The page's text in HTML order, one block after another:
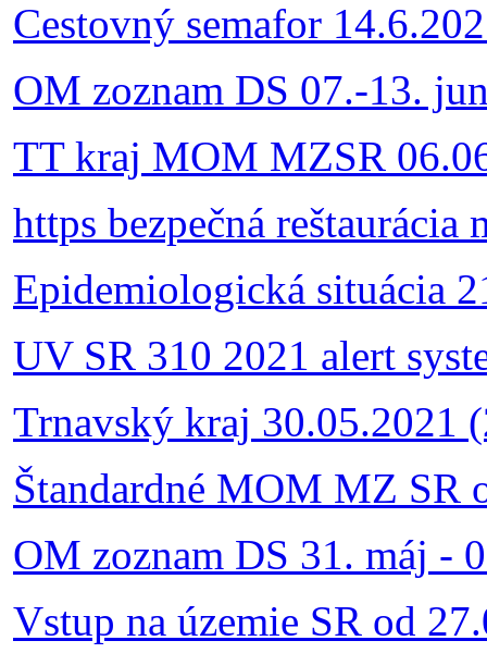
Cestovný semafor
OM zoznam DS 07.-13.
TT kraj MOM MZSR
https bezpečná
Epidemiologická situácia
UV SR 310 2021 alert
Trnavský kraj 30.05.2021
Štandardné MOM MZ SR
OM zoznam DS 31. máj -
Vstup na územie SR od